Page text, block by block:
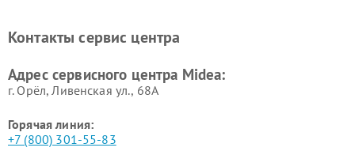
пылесосов Midea
Midea
Контакты сервис центра
Адрес сервисного центра Midea:
г. Орёл, Ливенская ул., 68А
Горячая линия:
+7 (800) 301-55-83